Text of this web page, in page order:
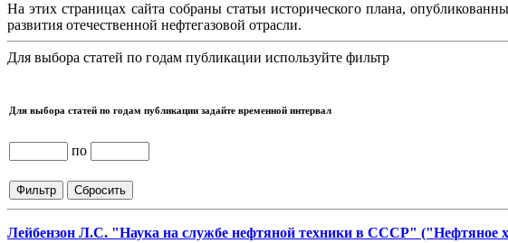
На этих страницах сайта собраны статьи исторического плана,
развития отечественной нефтегазовой отрасли.
Для выбора статей по годам публикации используйте фильтр
Для выбора статей по годам публикации задайте временной интервал
по
Лейбензон Л.С. "Наука на службе нефтяной техники в СССР" ("Нефтяное